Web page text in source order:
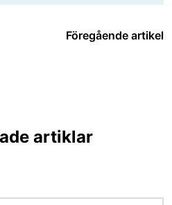
Föregående artikel
artiklar